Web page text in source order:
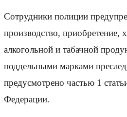
Сотрудники полиции
производство, приобретение,
алкогольной и табачной
поддельными марками
предусмотрено частью 1
Федерации.